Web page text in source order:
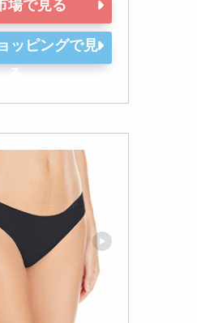
場で見る
ッピングで見